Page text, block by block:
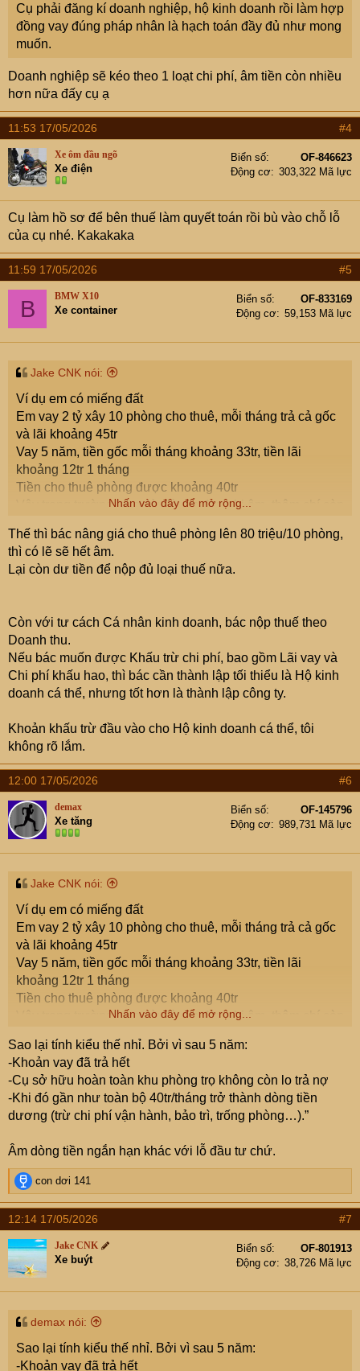
Cụ phải đăng kí doanh nghiệp, hộ kinh doanh rồi làm hợp
đồng vay đúng pháp nhân là hạch toán đầy đủ như mong
muốn.
Doanh nghiệp sẽ kéo theo 1 loạt chi phí, âm tiền còn nhiều
hơn nữa đấy cụ ạ
11:53 17/05/2026 #4
Xe ôm đầu ngõ
Xe điện
Biển số
OF-846623
Động cơ
303,322 Mã lực
Cụ làm hồ sơ để bên thuế làm quyết toán rồi bù vào chỗ lỗ
của cụ nhé. Kakakaka
11:59 17/05/2026 #5
B BMW X10
Xe container
Biển số
OF-833169
Động cơ
59,153 Mã lực
Jake CNK nói:
Ví dụ em có miếng đất
Em vay 2 tỷ xây 10 phòng cho thuê, mỗi tháng trả cả gốc
và lãi khoảng 45tr
Vay 5 năm, tiền gốc mỗi tháng khoảng 33tr, tiền lãi
khoảng 12tr 1 tháng
Tiền cho thuê phòng được khoảng 40tr
Vậy trong trường hợp này là em đang bị âm, thậm chí còn
Vậy em sẽ bị tính thuế như thế nào?
Nhấn vào đây để mở rộng...
Thế thì bác nâng giá cho thuê phòng lên 80 triệu/10 phòng,
thì có lẽ sẽ hết âm.
Lại còn dư tiền để nộp đủ loại thuế nữa.
Còn với tư cách Cá nhân kinh doanh, bác nộp thuế theo
Doanh thu.
Nếu bác muốn được Khấu trừ chi phí, bao gồm Lãi vay và
Chi phí khấu hao, thì bác cần thành lập tối thiểu là Hộ kinh
doanh cá thể, nhưng tốt hơn là thành lập công ty.
Khoản khấu trừ đầu vào cho Hộ kinh doanh cá thể, tôi
không rõ lắm.
12:00 17/05/2026 #6
demax
Xe tăng
Biển số
OF-145796
Động cơ
989,731 Mã lực
Jake CNK nói:
Ví dụ em có miếng đất
Em vay 2 tỷ xây 10 phòng cho thuê, mỗi tháng trả cả gốc
và lãi khoảng 45tr
Vay 5 năm, tiền gốc mỗi tháng khoảng 33tr, tiền lãi
khoảng 12tr 1 tháng
Tiền cho thuê phòng được khoảng 40tr
Vậy trong trường hợp này là em đang bị âm, thậm chí còn
Vậy em sẽ bị tính thuế như thế nào?
Nhấn vào đây để mở rộng...
Sao lại tính kiểu thế nhỉ. Bởi vì sau 5 năm:
-Khoản vay đã trả hết
-Cụ sở hữu hoàn toàn khu phòng trọ không còn lo trả nợ
-Khi đó gần như toàn bộ 40tr/tháng trở thành dòng tiền
dương (trừ chi phí vận hành, bảo trì, trống phòng…).”
Âm dòng tiền ngắn hạn khác với lỗ đầu tư chứ.
R
e
a
c
t
i
o
n
s
con dơi 141
12:14 17/05/2026 #7
Jake CNK
Xe buýt
Biển số
OF-801913
Động cơ
38,726 Mã lực
demax nói:
Sao lại tính kiểu thế nhỉ. Bởi vì sau 5 năm:
-Khoản vay đã trả hết